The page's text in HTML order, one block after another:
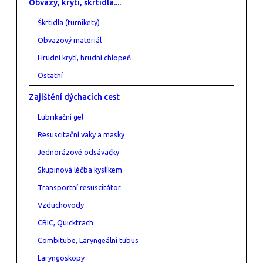
Obvazy, krytí, škrtidla....
Škrtidla (turnikety)
Obvazový materiál
Hrudní krytí, hrudní chlopeň
Ostatní
Zajištění dýchacích cest
Lubrikační gel
Resuscitační vaky a masky
Jednorázové odsávačky
Skupinová léčba kyslíkem
Transportní resuscitátor
Vzduchovody
CRIC, Quicktrach
Combitube, Laryngeální tubus
Laryngoskopy